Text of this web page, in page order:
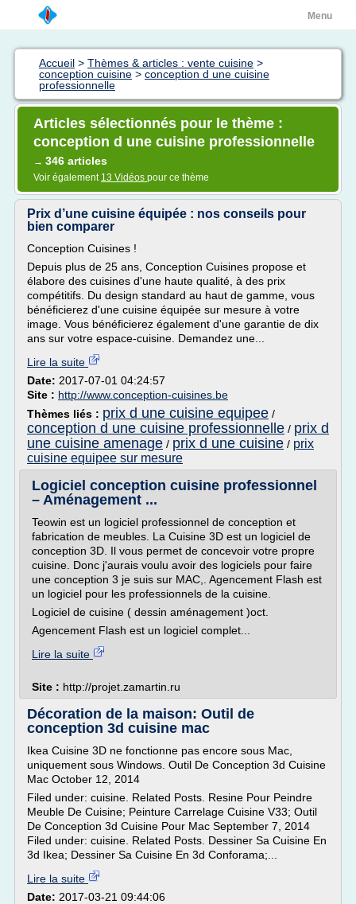
Menu
Accueil > Thèmes & articles : vente cuisine >
conception cuisine > conception d une cuisine
professionnelle
Articles sélectionnés pour le thème :
conception d une cuisine professionnelle
→ 346 articles
Voir également 13 Vidéos pour ce thème
Prix d’une cuisine équipée : nos conseils pour
bien comparer
Conception Cuisines !
Depuis plus de 25 ans, Conception Cuisines propose et
élabore des cuisines d'une haute qualité, à des prix
compétitifs. Du design standard au haut de gamme, vous
bénéficierez d'une cuisine équipée sur mesure à votre
image. Vous bénéficierez également d'une garantie de dix
ans sur votre espace-cuisine. Demandez une...
Lire la suite
Date: 2017-07-01 04:24:57
Site : http://www.conception-cuisines.be
Thèmes liés : prix d une cuisine equipee /
conception d une cuisine professionnelle / prix d
une cuisine amenage / prix d une cuisine / prix
cuisine equipee sur mesure
Logiciel conception cuisine professionnel
– Aménagement ...
Teowin est un logiciel professionnel de conception et
fabrication de meubles. La Cuisine 3D est un logiciel de
conception 3D. Il vous permet de concevoir votre propre
cuisine. Donc j'aurais voulu avoir des logiciels pour faire
une conception 3 je suis sur MAC,. Agencement Flash est
un logiciel pour les professionnels de la cuisine.
Logiciel de cuisine ( dessin aménagement )oct.
Agencement Flash est un logiciel complet...
Lire la suite
Site : http://projet.zamartin.ru
Décoration de la maison: Outil de
conception 3d cuisine mac
Ikea Cuisine 3D ne fonctionne pas encore sous Mac,
uniquement sous Windows. Outil De Conception 3d Cuisine
Mac October 12, 2014
Filed under: cuisine. Related Posts. Resine Pour Peindre
Meuble De Cuisine; Peinture Carrelage Cuisine V33; Outil
De Conception 3d Cuisine Pour Mac September 7, 2014
Filed under: cuisine. Related Posts. Dessiner Sa Cuisine En
3d Ikea; Dessiner Sa Cuisine En 3d Conforama;...
Lire la suite
Date: 2017-03-21 09:44:06